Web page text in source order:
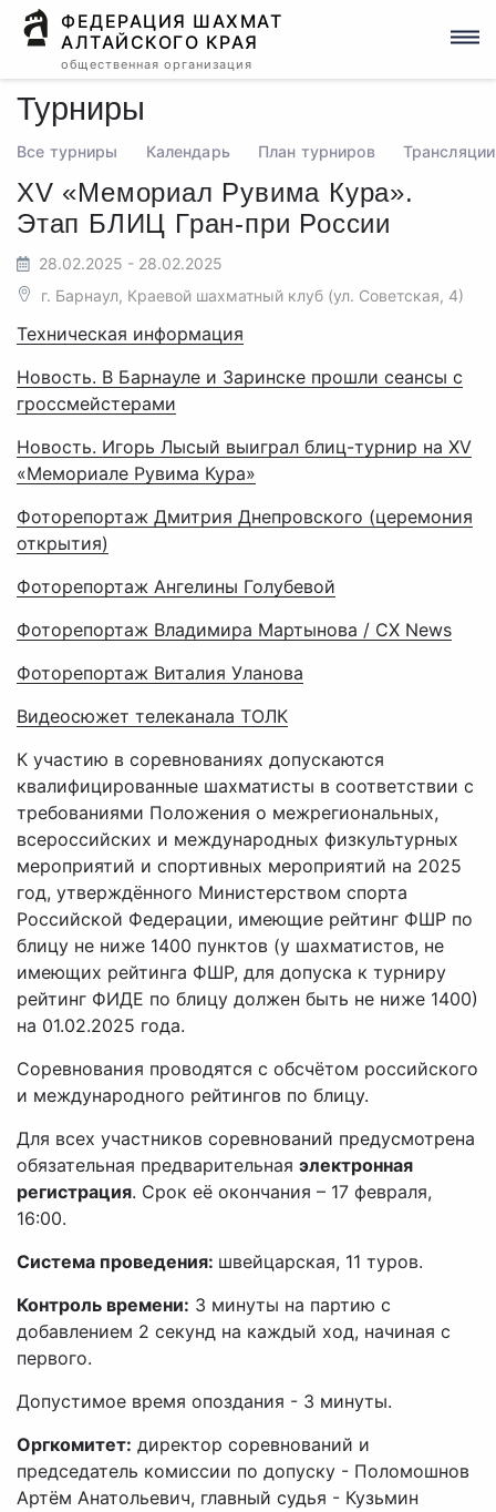
ФЕДЕРАЦИЯ ШАХМАТ
АЛТАЙСКОГО КРАЯ
общественная организация
Турниры
Все турниры Календарь План турниров Трансляции
XV «Мемориал Рувима Кура».
Этап БЛИЦ Гран-при России
28.02.2025 - 28.02.2025
г. Барнаул, Краевой шахматный клуб (ул. Советская, 4)
Техническая информация
Новость. В Барнауле и Заринске прошли сеансы с
гроссмейстерами
Новость. Игорь Лысый выиграл блиц-турнир на XV
«Мемориале Рувима Кура»
Фоторепортаж Дмитрия Днепровского (церемония
открытия)
Фоторепортаж Ангелины Голубевой
Фоторепортаж Владимира Мартынова / CX News
Фоторепортаж Виталия Уланова
Видеосюжет телеканала ТОЛК
К участию в соревнованиях допускаются
квалифицированные шахматисты в соответствии с
требованиями Положения о межрегиональных,
всероссийских и международных физкультурных
мероприятий и спортивных мероприятий на 2025
год, утверждённого Министерством спорта
Российской Федерации, имеющие рейтинг ФШР по
блицу не ниже 1400 пунктов (у шахматистов, не
имеющих рейтинга ФШР, для допуска к турниру
рейтинг ФИДЕ по блицу должен быть не ниже 1400)
на 01.02.2025 года.
Соревнования проводятся с обсчётом российского
и международного рейтингов по блицу.
Для всех участников cоревнований предусмотрена
обязательная предварительная электронная
регистрация. Срок её окончания – 17 февраля,
16:00.
Система проведения: швейцарская, 11 туров.
Контроль времени: 3 минуты на партию с
добавлением 2 секунд на каждый ход, начиная с
первого.
Допустимое время опоздания - 3 минуты.
Оргкомитет: директор соревнований и
председатель комиссии по допуску - Поломошнов
Артём Анатольевич, главный судья - Кузьмин